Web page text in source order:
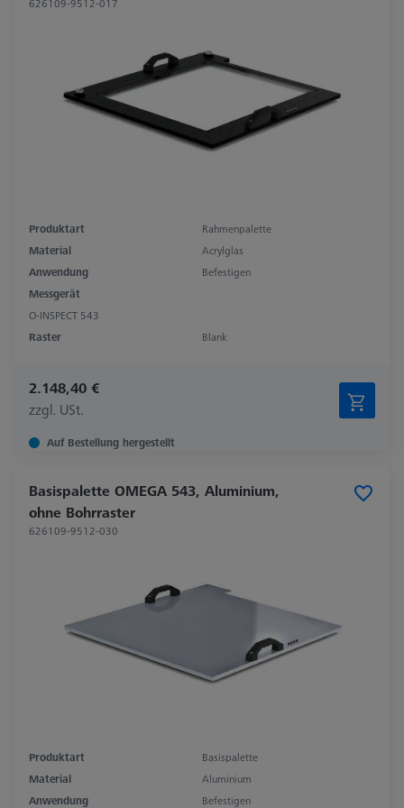
Produktart
Rahmenpalette
Material
Acrylglas
Anwendung
Befestigen
Messgerät
O-INSPECT 543
Raster
Blank
2.148,40 €
zzgl. USt.
Auf Bestellung hergestellt
Basispalette OMEGA 543, Aluminium,
ohne Bohrraster
626109-9512-030
Produktart
Basispalette
Material
Aluminium
Anwendung
Befestigen